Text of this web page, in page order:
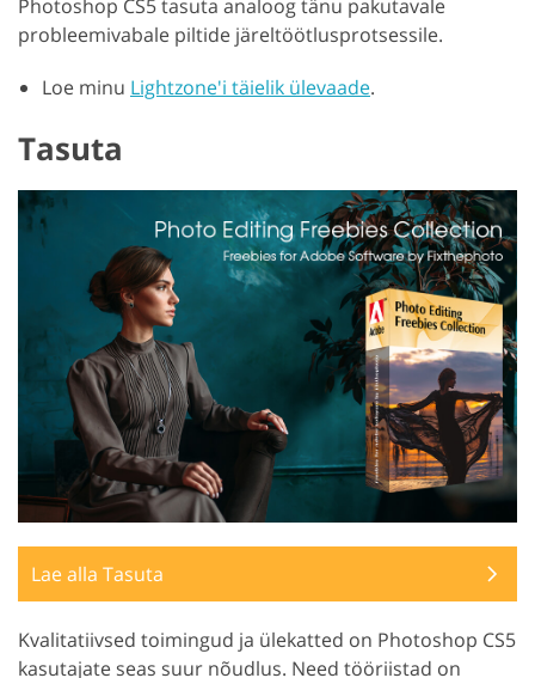
Photoshop CS5 tasuta analoog tänu pakutavale
probleemivabale piltide järeltöötlusprotsessile.
Loe minu Lightzone'i täielik ülevaade.
Tasuta
Lae alla Tasuta
Kvalitatiivsed toimingud ja ülekatted on Photoshop CS5
kasutajate seas suur nõudlus. Need tööriistad on